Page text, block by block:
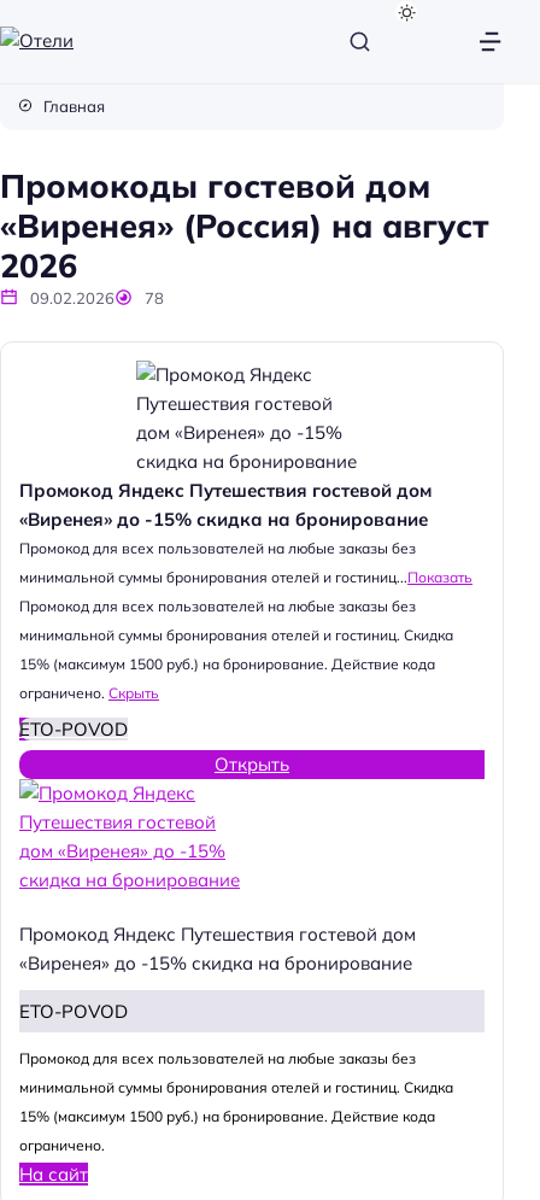
и
Главная
Промокоды гостевой дом
«Виренея» (Россия) на август
2026
09.02.2026 78
Промокод Яндекс Путешествия гостевой дом
«Виренея» до -15% скидка на бронирование
Промокод для всех пользователей на любые заказы без
минимальной суммы бронирования отелей и гостиниц...Показать
Промокод для всех пользователей на любые заказы без
минимальной суммы бронирования отелей и гостиниц. Скидка
15% (максимум 1500 руб.) на бронирование. Действие кода
ограничено. Скрыть
ETO-POVOD
Открыть
Промокод Яндекс Путешествия гостевой дом
«Виренея» до -15% скидка на бронирование
ETO-POVOD
Промокод для всех пользователей на любые заказы без
минимальной суммы бронирования отелей и гостиниц. Скидка
15% (максимум 1500 руб.) на бронирование. Действие кода
ограничено.
На сайт